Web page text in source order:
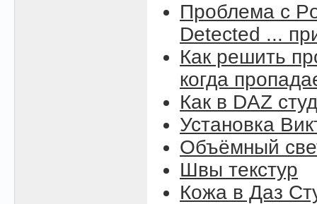
Проблема с
Detected ...
Как решить
когда
Как в DAZ
Установка
Объёмный
Швы текстур
Кожа в Даз